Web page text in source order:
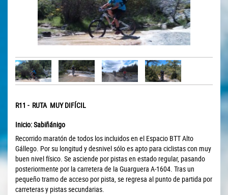
R11 - RUTA MUY DIFÍCIL
Inicio: Sabiñánigo
Recorrido maratón de todos los incluidos en el Espacio BTT Alto
Gállego. Por su longitud y desnivel sólo es apto para ciclistas con muy
buen nivel físico. Se asciende por pistas en estado regular, pasando
posteriormente por la carretera de la Guarguera A-1604. Tras un
pequeño tramo de acceso por pista, se regresa al punto de partida por
carreteras y pistas secundarias.